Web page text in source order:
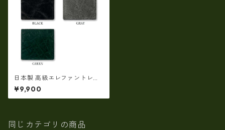
日本製 高級エレファントレザ
ー × 姫路レザー ボックス型コ
インケース 小銭入れ（5173u
r）
¥9,900
同じカテゴリの商品